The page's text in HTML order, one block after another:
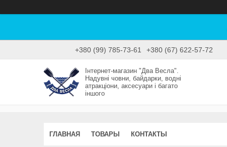
+380 (99) 785-73-61 +380 (67) 622-57-72
Інтернет-магазин "Два Весла".
Надувні човни, байдарки, водні
атракціони, аксесуари і багато
іншого
ГЛАВНАЯ ТОВАРЫ КОНТАКТЫ